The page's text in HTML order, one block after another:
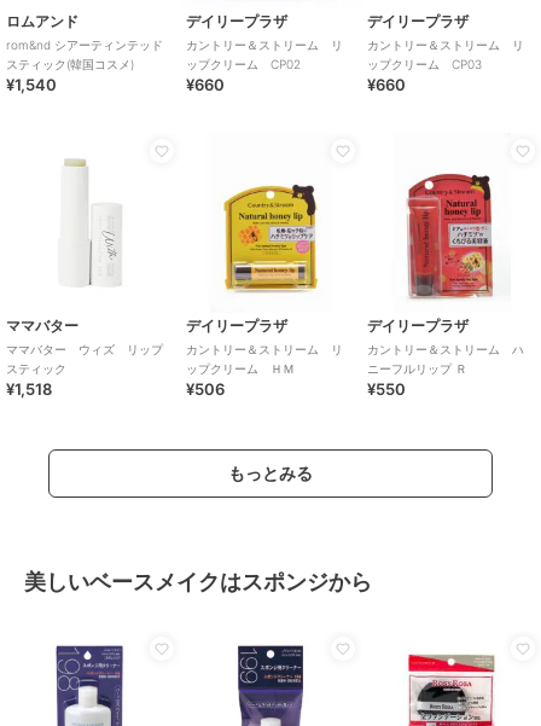
ロムアンド
rom&nd シアーティンテッド
スティック(韓国コスメ)
¥1,540
デイリープラザ
カントリー＆ストリーム リ
ップクリーム CP02
¥660
デイリープラザ
カントリー＆ストリーム リ
ップクリーム CP03
¥660
ママバター
ママバター ウィズ リップ
スティック
¥1,518
デイリープラザ
カントリー＆ストリーム リ
ップクリーム ＨＭ
¥506
デイリープラザ
カントリー＆ストリーム ハ
ニーフルリップ Ｒ
¥550
もっとみる
美しいベースメイクはスポンジから